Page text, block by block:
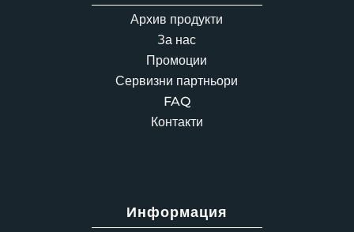
Архив продукти
За нас
Промоции
Сервизни партньори
FAQ
Контакти
Информация